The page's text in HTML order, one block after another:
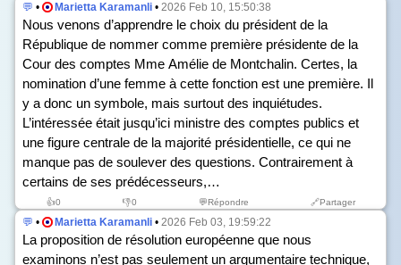
💬 • Marietta Karamanli • 2026 Feb 10, 15:50:38
Nous venons d’apprendre le choix du président de la
République de nommer comme première présidente de la
Cour des comptes Mme Amélie de Montchalin. Certes, la
nomination d’une femme à cette fonction est une première. Il
y a donc un symbole, mais surtout des inquiétudes.
L’intéressée était jusqu’ici ministre des comptes publics et
une figure centrale de la majorité présidentielle, ce qui ne
manque pas de soulever des questions. Contrairement à
certains de ses prédécesseurs,…
👍0 👎0 💬Répondre 🔗Partager
💬 • Marietta Karamanli • 2026 Feb 03, 19:59:22
La proposition de résolution européenne que nous
examinons n’est pas seulement un argumentaire technique,